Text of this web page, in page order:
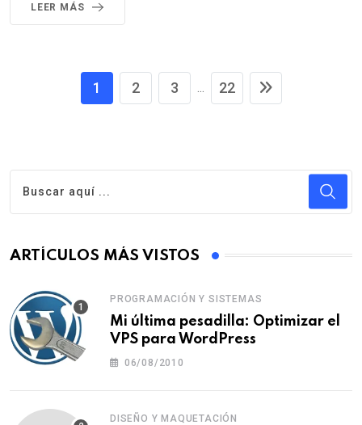
LEER MÁS
1 2 3 22
ARTÍCULOS MÁS VISTOS
PROGRAMACIÓN Y SISTEMAS
Mi última pesadilla: Optimizar el
VPS para WordPress
06/08/2010
DISEÑO Y MAQUETACIÓN